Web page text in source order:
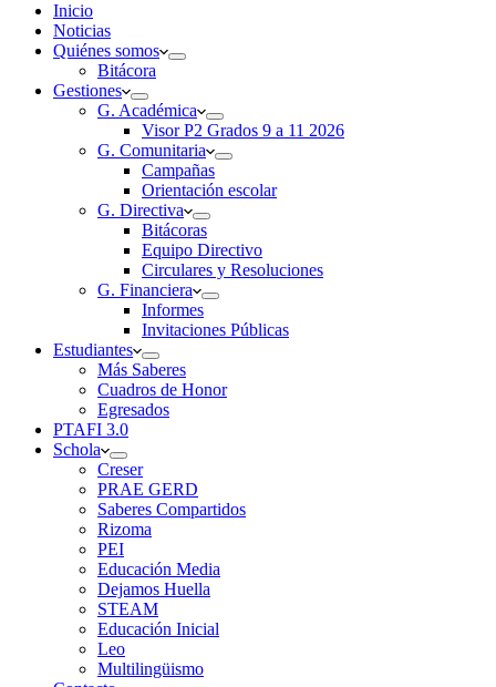
Inicio
Noticias
Quiénes somos
Bitácora
Gestiones
G. Académica
Visor P2 Grados 9 a 11 2026
G. Comunitaria
Campañas
Orientación escolar
G. Directiva
Bitácoras
Equipo Directivo
Circulares y Resoluciones
G. Financiera
Informes
Invitaciones Públicas
Estudiantes
Más Saberes
Cuadros de Honor
Egresados
PTAFI 3.0
Schola
Creser
PRAE GERD
Saberes Compartidos
Rizoma
PEI
Educación Media
Dejamos Huella
STEAM
Educación Inicial
Leo
Multilingüismo